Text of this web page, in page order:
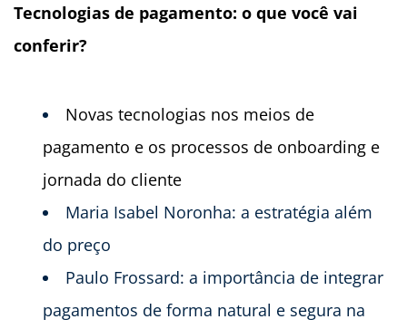
Tecnologias de pagamento: o que você vai
conferir?
Novas tecnologias nos meios de
pagamento e os processos de onboarding e
jornada do cliente
Maria Isabel Noronha: a estratégia além
do preço
Paulo Frossard: a importância de integrar
pagamentos de forma natural e segura na